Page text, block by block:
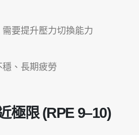
要提升壓力切換能力
、長期疲勞
極限 (RPE 9–10)